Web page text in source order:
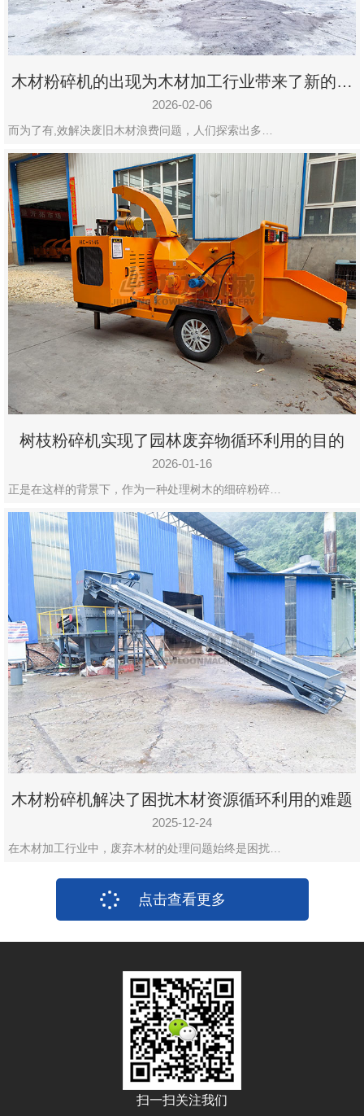
木材粉碎机的出现为木材加工行业带来了新的变
化
2026-02-06
而为了有,效解决废旧木材浪费问题，人们探索出多…
树枝粉碎机实现了园林废弃物循环利用的目的
2026-01-16
正是在这样的背景下，作为一种处理树木的细碎粉碎…
木材粉碎机解决了困扰木材资源循环利用的难题
2025-12-24
在木材加工行业中，废弃木材的处理问题始终是困扰…
点击查看更多
扫一扫关注我们